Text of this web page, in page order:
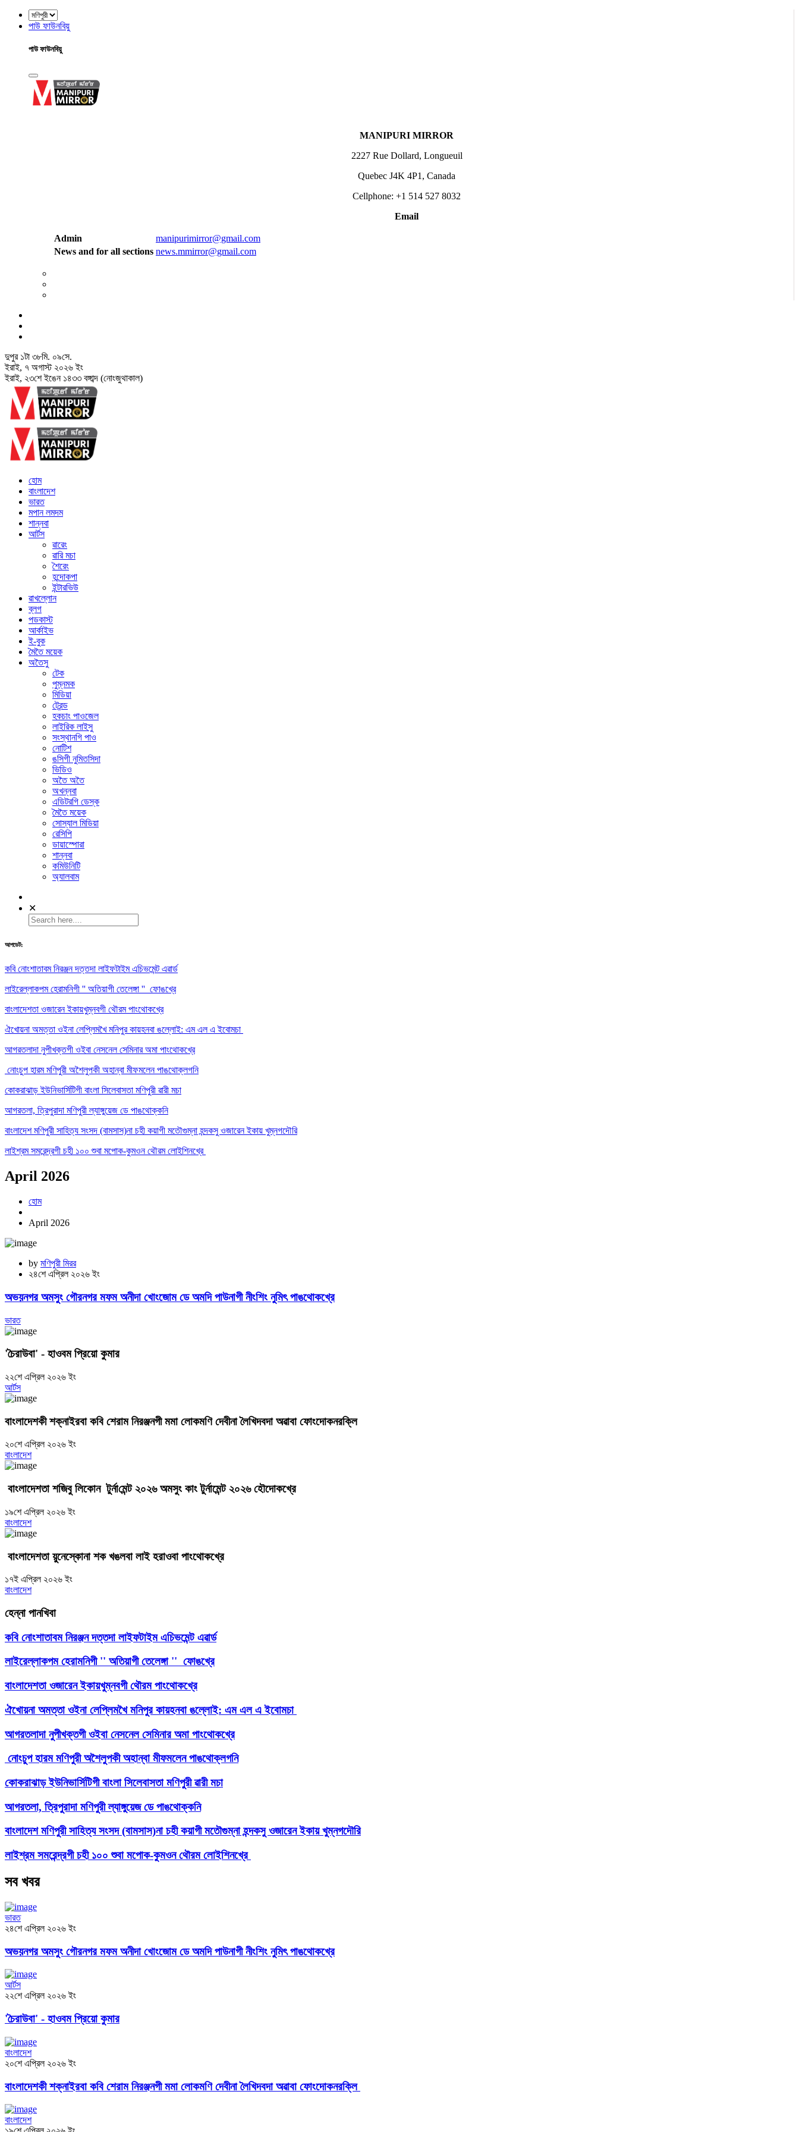
পাউ ফাউনবিয়ু
পাউ ফাউনবিয়ু
MANIPURI MIRROR
2227 Rue Dollard, Longueuil
Quebec J4K 4P1, Canada
Cellphone: +1 514 527 8032
Email
Admin
manipurimirror@gmail.com
News and for all sections news.mmirror@gmail.com
দুপুর ১টা ৩৮মি. ১০সে.
ইরাই, ৭ অগাস্ট ২০২৬ ইং
ইরাই, ২৩শে ইঙেন ১৪৩৩ বঙ্গাব্দ (নোংজুথাকাল)
হোম
বাংলাদেশ
ভারত
মপান লমদম
শান্নবা
আর্টস
ৱারেং
ৱারি মচা
শৈরেং
হন্দোকপা
ইন্টারভিউ
ৱাখল্লোন
ব্লগ
পডকাস্ট
আর্কাইভ
ই-বুক
মৈতৈ ময়েক
অতৈসু
টেক
পুম্নমক
মিডিয়া
ট্রেন্ড
হকচাং পাওজেল
লাইরিক লাইসু
সংস্থানগি পাও
নোটিশ
ঙসিগী নুমিতসিদা
ভিডিও
অতৈ অতৈ
অখন্নবা
এডিটরগি ডেস্ক
মৈতৈ ময়েক
সোস্যাল মিডিয়া
রেসিপি
ডায়াস্পোরা
শান্নবা
কমিউনিটি
অ্যালবাম
✕
আপডেট:
কবি নোংশাতাবম নিরঞ্জন দত্তদা লাইফটাইম এচিভমেন্ট এৱার্ড
লাইরেল্লাকপম হেরামনিগী '' অতিয়াগী তেলেঙ্গা '' ফোঙখ্রে
বাংলাদেশতা ওজারেন ইকায়খুম্নবগী থৌরম পাংথোকখ্রে
ঐখোয়না অমত্তা ওইনা লেপ্লিমখৈ মনিপুর কায়হনবা ঙল্লোই: এম এল এ ইবোমচা
আগরতলাদা নুপীখক্তগী ওইবা নেসনেল সেমিনার অমা পাংথোকখ্রে
নোংচুপ হারম মণিপুরী অশৈলুপকী অহান্বা মীফমলেন পাঙথোক্লগনি
কোকরাঝাড় ইউনিভার্সিটিগী বাংলা সিলেবাসতা মণিপুরী ৱারী মচা
আগরতলা, ত্রিপুরাদা মণিপুরী ল্যাঙ্গুয়েজ ডে পাঙথোক্কনি
বাংলাদেশ মণিপুরী সাহিত্য সংসদ (বামসাস)না চহী কয়াগী মতৌগুম্না হন্দকসু ওজারেন ইকায় খুম্নগদৌরি
লাইশ্রম সমরেন্দ্রগী চহী ১০০ শুবা মপোক-কুমওন থৌরম লোইশিনখ্রে
April 2026
হোম
April 2026
by মণিপুরী মিরর
২৪শে এপ্রিল ২০২৬ ইং
অভয়নগর অমসুং গৌরনগর মফম অনীদা খোংজোম ডে অমদি পাউনাগী নীংশিং নুমিৎ পাঙথোকখ্রে
ভারত
'চৈরাউবা' - হাওবম প্রিয়ো কুমার
২২শে এপ্রিল ২০২৬ ইং
আর্টস
বাংলাদেশকী শক্নাইরবা কবি শেরাম নিরঞ্জনগী মমা লোকম‌ণি দেবীনা লৈখিদবদা অৱাবা ফোংদোকনরক্লি
২০শে এপ্রিল ২০২৬ ইং
বাংলাদেশ
বাংলাদেশতা শজিবু লিকোন টুর্না‌মেন্ট ২০২৬ অমসুং কাং টুর্নামেন্ট ২০২৬ হৌদোকখ্রে
১৯শে এপ্রিল ২০২৬ ইং
বাংলাদেশ
বাংলাদেশতা য়ুনেস্কোনা শক খঙলবা লাই হরাওবা পাংথোকখ্রে
১৭ই এপ্রিল ২০২৬ ইং
বাংলাদেশ
হেন্না পানখিবা
কবি নোংশাতাবম নিরঞ্জন দত্তদা লাইফটাইম এচিভমেন্ট এৱার্ড
লাইরেল্লাকপম হেরামনিগী '' অতিয়াগী তেলেঙ্গা '' ফোঙখ্রে
বাংলাদেশতা ওজারেন ইকায়খুম্নবগী থৌরম পাংথোকখ্রে
ঐখোয়না অমত্তা ওইনা লেপ্লিমখৈ মনিপুর কায়হনবা ঙল্লোই: এম এল এ ইবোমচা
আগরতলাদা নুপীখক্তগী ওইবা নেসনেল সেমিনার অমা পাংথোকখ্রে
নোংচুপ হারম মণিপুরী অশৈলুপকী অহান্বা মীফমলেন পাঙথোক্লগনি
কোকরাঝাড় ইউনিভার্সিটিগী বাংলা সিলেবাসতা মণিপুরী ৱারী মচা
আগরতলা, ত্রিপুরাদা মণিপুরী ল্যাঙ্গুয়েজ ডে পাঙথোক্কনি
বাংলাদেশ মণিপুরী সাহিত্য সংসদ (বামসাস)না চহী কয়াগী মতৌগুম্না হন্দকসু ওজারেন ইকায় খুম্নগদৌরি
লাইশ্রম সমরেন্দ্রগী চহী ১০০ শুবা মপোক-কুমওন থৌরম লোইশিনখ্রে
সব খবর
ভারত
২৪শে এপ্রিল ২০২৬ ইং
অভয়নগর অমসুং গৌরনগর মফম অনীদা খোংজোম ডে অমদি পাউনাগী নীংশিং নুমিৎ পাঙথোকখ্রে
আর্টস
২২শে এপ্রিল ২০২৬ ইং
'চৈরাউবা' - হাওবম প্রিয়ো কুমার
বাংলাদেশ
২০শে এপ্রিল ২০২৬ ইং
বাংলাদেশকী শক্নাইরবা কবি শেরাম নিরঞ্জনগী মমা লোকম‌ণি দেবীনা লৈখিদবদা অৱাবা ফোংদোকনরক্লি
বাংলাদেশ